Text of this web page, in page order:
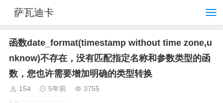
萨瓦迪卡
函数date_format(timestamp without time zone,u
nknow)不存在，没有匹配指定名称和参数类型的函
数，您也许需要增加明确的类型转换
154 5年前 3755